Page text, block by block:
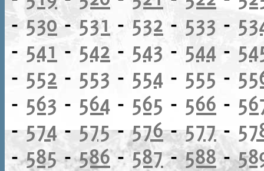
- 530-531 - 532 - 533 -
- 541 - 542 - 543 - 544 -
- 552 - 553 - 554 - 555 -
- 563 - 564 - 565 - 566 -
-574 -575-576-577-
-585-586-587-588-